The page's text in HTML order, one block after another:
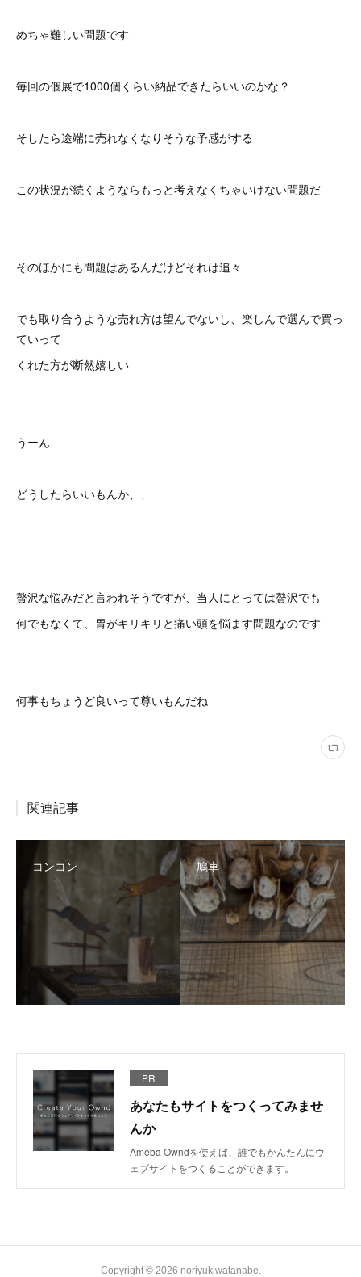
めちゃ難しい問題です
毎回の個展で1000個くらい納品できたらいいのかな？
そしたら途端に売れなくなりそうな予感がする
この状況が続くようならもっと考えなくちゃいけない問題だ
そのほかにも問題はあるんだけどそれは追々
でも取り合うような売れ方は望んでないし、楽しんで選んで買っ
ていって
くれた方が断然嬉しい
うーん
どうしたらいいもんか、、
贅沢な悩みだと言われそうですが、当人にとっては贅沢でも
何でもなくて、胃がキリキリと痛い頭を悩ます問題なのです
何事もちょうど良いって尊いもんだね
関連記事
コンコン 鳩車
PR
あなたもサイトをつくってみませ
んか
Ameba Owndを使えば、誰でもかんたんにウ
ェブサイトをつくることができます。
Copyright © 2026 noriyukiwatanabe.